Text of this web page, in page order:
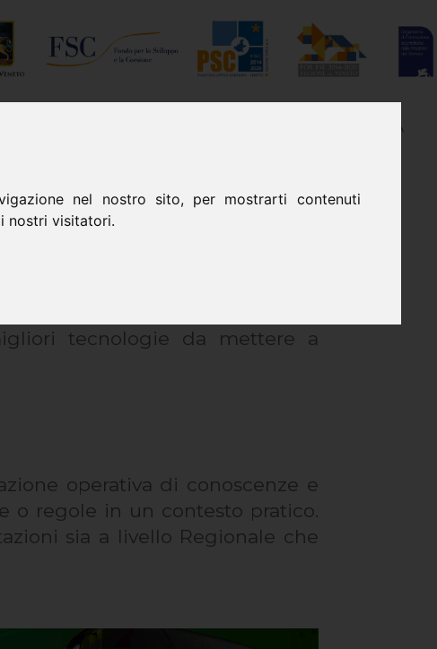
nel nostro sito, per mostrarti contenuti
nostri visitatori.
TRASPARENZA
tecnologie da mettere a
operativa di conoscenze e
o regole in un contesto pratico.
sia a livello Regionale che